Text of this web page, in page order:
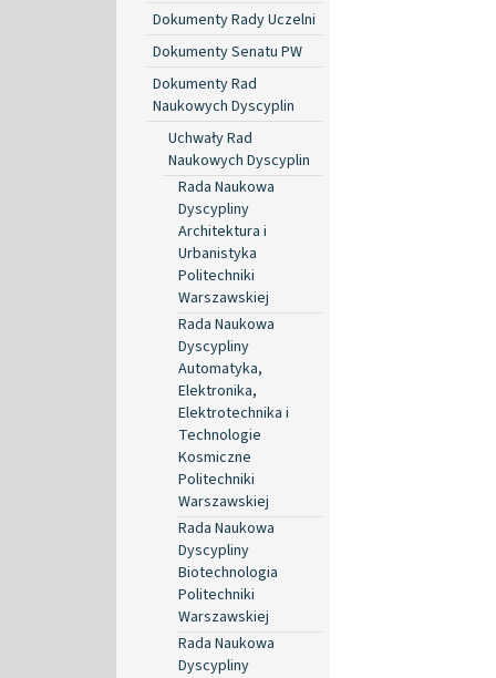
Dokumenty Rady Uczelni
Dokumenty Senatu PW
Dokumenty Rad
Naukowych Dyscyplin
Uchwały Rad
Naukowych Dyscyplin
Rada Naukowa
Dyscypliny
Architektura i
Urbanistyka
Politechniki
Warszawskiej
Rada Naukowa
Dyscypliny
Automatyka,
Elektronika,
Elektrotechnika i
Technologie
Kosmiczne
Politechniki
Warszawskiej
Rada Naukowa
Dyscypliny
Biotechnologia
Politechniki
Warszawskiej
Rada Naukowa
Dyscypliny